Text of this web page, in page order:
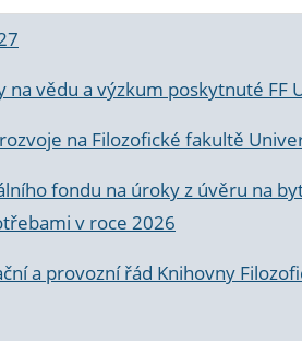
vědu a výzkum poskytnuté FF
na Filozofické fakultě
fondu na úroky z úvěru na
v roce 2026
a provozní řád Knihovny